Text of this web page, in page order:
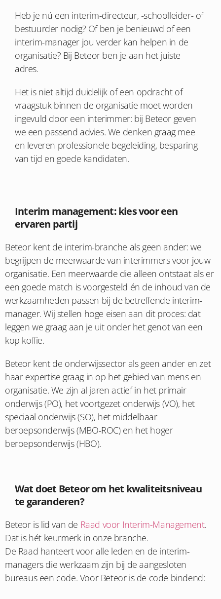
Heb je nú een interim-directeur, -schoolleider- of
bestuurder nodig? Of ben je benieuwd of een
interim-manager jou verder kan helpen in de
organisatie? Bij Beteor ben je aan het juiste
adres.
Het is niet altijd duidelijk of een opdracht of
vraagstuk binnen de organisatie moet worden
ingevuld door een interimmer: bij Beteor geven
we een passend advies. We denken graag mee
en leveren professionele begeleiding, besparing
van tijd en goede kandidaten.
Interim management: kies voor een
ervaren partij
Beteor kent de interim-branche als geen ander: we
begrijpen de meerwaarde van interimmers voor jouw
organisatie. Een meerwaarde die alleen ontstaat als er
een goede match is voorgesteld én de inhoud van de
werkzaamheden passen bij de betreffende interim-
manager. Wij stellen hoge eisen aan dit proces: dat
leggen we graag aan je uit onder het genot van een
kop koffie.
Beteor kent de onderwijssector als geen ander en zet
haar expertise graag in op het gebied van mens en
organisatie. We zijn al jaren actief in het primair
onderwijs (PO), het voortgezet onderwijs (VO), het
speciaal onderwijs (SO), het middelbaar
beroepsonderwijs (MBO-ROC) en het hoger
beroepsonderwijs (HBO).
Wat doet Beteor om het kwaliteitsniveau
te garanderen?
Beteor is lid van de Raad voor Interim-Management.
Dat is hét keurmerk in onze branche.
De Raad hanteert voor alle leden en de interim-
managers die werkzaam zijn bij de aangesloten
bureaus een code. Voor Beteor is de code bindend: